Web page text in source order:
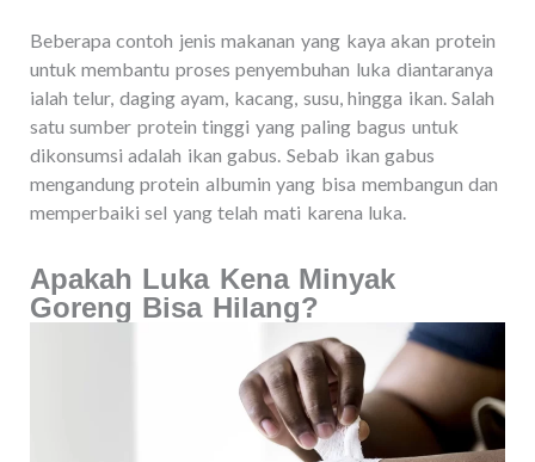
Beberapa contoh jenis makanan yang kaya akan protein
untuk membantu proses penyembuhan luka diantaranya
ialah telur, daging ayam, kacang, susu, hingga ikan. Salah
satu sumber protein tinggi yang paling bagus untuk
dikonsumsi adalah ikan gabus. Sebab ikan gabus
mengandung protein albumin yang bisa membangun dan
memperbaiki sel yang telah mati karena luka.
Apakah Luka Kena Minyak
Goreng Bisa Hilang?